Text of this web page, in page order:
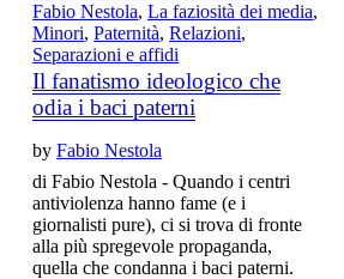
Fabio Nestola,La faziosità dei media,
Minori,Paternità,Relazioni,
Separazioni e affidi
Il fanatismo ideologico che
odia i baci paterni
byFabio Nestola
di Fabio Nestola - Quando i centri
antiviolenza hanno fame (e i
giornalisti pure), ci si trova di fronte
alla più spregevole propaganda,
quella che condanna i baci paterni.